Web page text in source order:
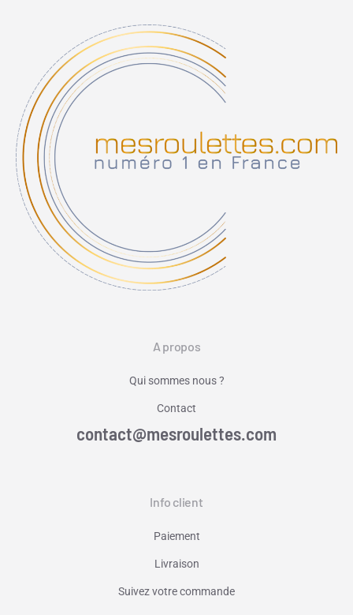
A propos
Qui sommes nous ?
Contact
contact@mesroulettes.com
Info client
Paiement
Livraison
Suivez votre commande